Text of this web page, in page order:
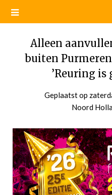
Alleen
buiten
’Reuring is
Geplaatst op
Noord